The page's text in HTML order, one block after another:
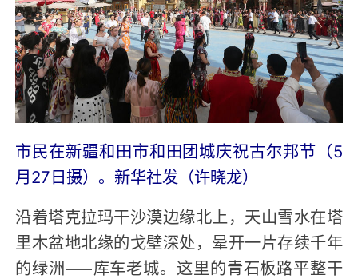
市民在新疆和田市和田团城庆祝古尔邦节（5
月27日摄）。新华社发（许晓龙）
沿着塔克拉玛干沙漠边缘北上，天山雪水在塔
里木盆地北缘的戈壁深处，晕开一片存续千年
的绿洲——库车老城。这里的青石板路平整干